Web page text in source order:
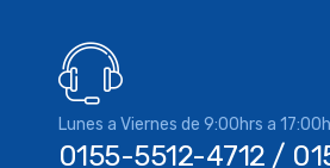
Lunes a Viernes de 9:00hrs a
0155-5512-4712 /